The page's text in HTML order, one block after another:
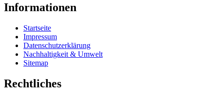
Informationen
Startseite
Impressum
Datenschutzerklärung
Nachhaltigkeit & Umwelt
Sitemap
Rechtliches